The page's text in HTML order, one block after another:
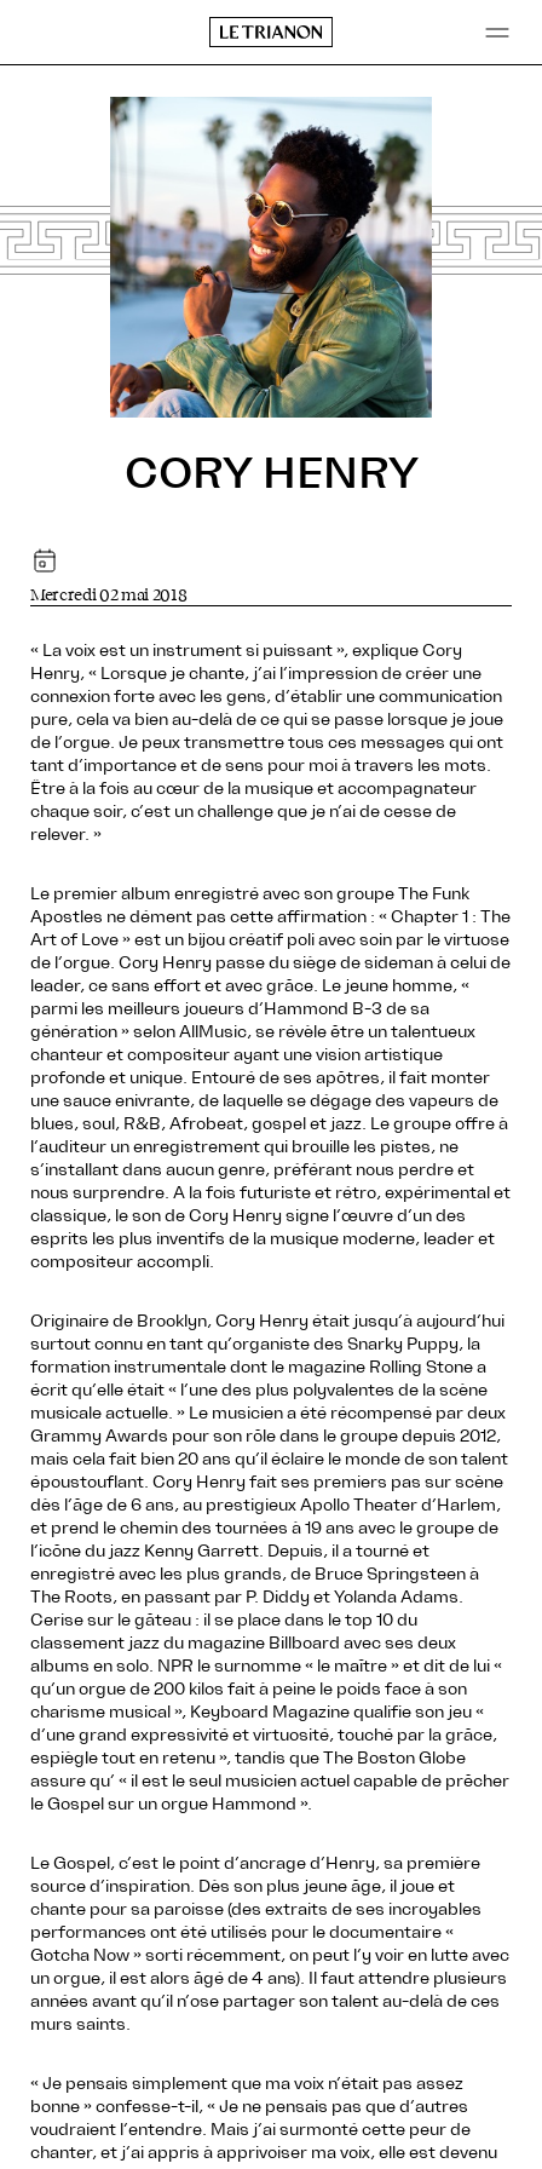
CORY HENRY
« La voix est un instrument si puissant », explique Cory
Henry, « Lorsque je chante, j’ai l’impression de créer une
connexion forte avec les gens, d’établir une communication
pure, cela va bien au-delà de ce qui se passe lorsque je joue
de l’orgue. Je peux transmettre tous ces messages qui ont
tant d’importance et de sens pour moi à travers les mots.
Être à la fois au cœur de la musique et accompagnateur
chaque soir, c’est un challenge que je n’ai de cesse de
relever. »
Le premier album enregistré avec son groupe The Funk
Apostles ne dément pas cette affirmation : « Chapter 1 : The
Art of Love » est un bijou créatif poli avec soin par le virtuose
de l’orgue. Cory Henry passe du siège de sideman à celui de
leader, ce sans effort et avec grâce. Le jeune homme, «
parmi les meilleurs joueurs d’Hammond B-3 de sa
génération » selon AllMusic, se révèle être un talentueux
chanteur et compositeur ayant une vision artistique
profonde et unique. Entouré de ses apôtres, il fait monter
une sauce enivrante, de laquelle se dégage des vapeurs de
blues, soul, R&B, Afrobeat, gospel et jazz. Le groupe offre à
l’auditeur un enregistrement qui brouille les pistes, ne
s’installant dans aucun genre, préférant nous perdre et
nous surprendre. A la fois futuriste et rétro, expérimental et
classique, le son de Cory Henry signe l’œuvre d’un des
esprits les plus inventifs de la musique moderne, leader et
compositeur accompli.
Originaire de Brooklyn, Cory Henry était jusqu’à aujourd’hui
surtout connu en tant qu’organiste des Snarky Puppy, la
formation instrumentale dont le magazine Rolling Stone a
écrit qu’elle était « l’une des plus polyvalentes de la scène
musicale actuelle. » Le musicien a été récompensé par deux
Grammy Awards pour son rôle dans le groupe depuis 2012,
mais cela fait bien 20 ans qu’il éclaire le monde de son talent
époustouflant. Cory Henry fait ses premiers pas sur scène
dès l’âge de 6 ans, au prestigieux Apollo Theater d’Harlem,
et prend le chemin des tournées à 19 ans avec le groupe de
l’icône du jazz Kenny Garrett. Depuis, il a tourné et
enregistré avec les plus grands, de Bruce Springsteen à
The Roots, en passant par P. Diddy et Yolanda Adams.
Cerise sur le gâteau : il se place dans le top 10 du
classement jazz du magazine Billboard avec ses deux
albums en solo. NPR le surnomme « le maître » et dit de lui «
qu’un orgue de 200 kilos fait à peine le poids face à son
charisme musical », Keyboard Magazine qualifie son jeu «
d’une grand expressivité et virtuosité, touché par la grâce,
espiègle tout en retenu », tandis que The Boston Globe
assure qu’ « il est le seul musicien actuel capable de prêcher
le Gospel sur un orgue Hammond ».
Le Gospel, c’est le point d’ancrage d’Henry, sa première
source d’inspiration. Dès son plus jeune âge, il joue et
chante pour sa paroisse (des extraits de ses incroyables
performances ont été utilisés pour le documentaire «
Gotcha Now » sorti récemment, on peut l’y voir en lutte avec
un orgue, il est alors âgé de 4 ans). Il faut attendre plusieurs
années avant qu’il n’ose partager son talent au-delà de ces
murs saints.
« Je pensais simplement que ma voix n’était pas assez
bonne » confesse-t-il, « Je ne pensais pas que d’autres
voudraient l’entendre. Mais j’ai surmonté cette peur de
chanter, et j’ai appris à apprivoiser ma voix, elle est devenu
Mercredi 02 mai 2018